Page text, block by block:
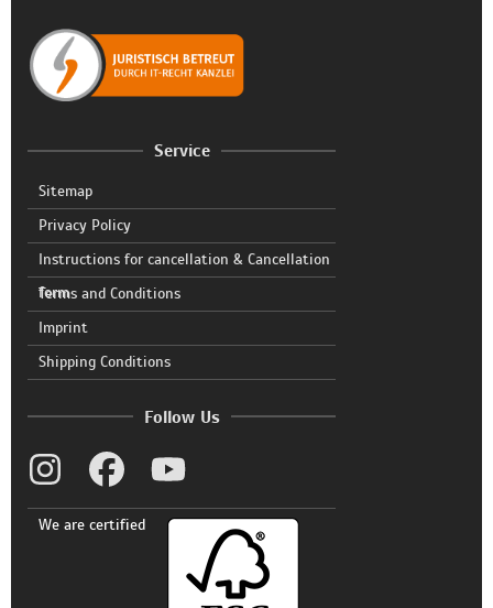
Service
Sitemap
Privacy Policy
Instructions for cancellation & Cancellation
form
Terms and Conditions
Imprint
Shipping Conditions
Follow Us
We are certified